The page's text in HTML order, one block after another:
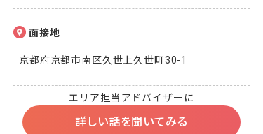
面接地
京都府京都市南区久世上久世町30-1
エリア担当アドバイザーに
詳しい話を聞いてみる